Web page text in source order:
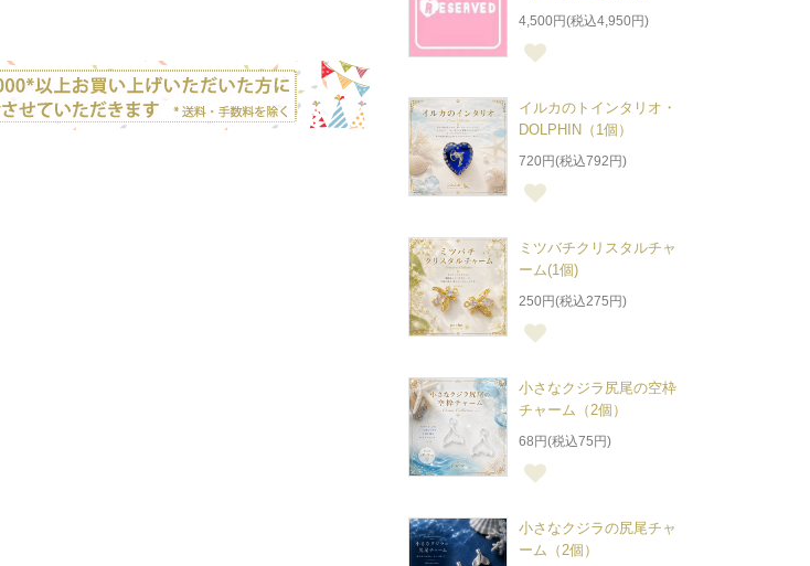
4,500円(税込4,950円)
イルカのトインタリオ・
DOLPHIN（1個）
720円(税込792円)
ミツバチクリスタルチャ
ーム(1個)
250円(税込275円)
小さなクジラ尻尾の空枠
チャーム（2個）
68円(税込75円)
小さなクジラの尻尾チャ
ーム（2個）